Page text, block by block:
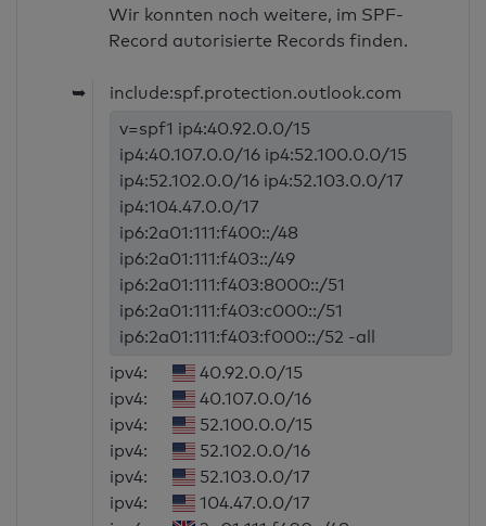
Wir konnten noch weitere, im SPF-
Record autorisierte Records finden.
➥
include:spf.protection.outlook.com
v=spf1 ip4:40.92.0.0/15
ip4:40.107.0.0/16 ip4:52.100.0.0/15
ip4:52.102.0.0/16 ip4:52.103.0.0/17
ip4:104.47.0.0/17
ip6:2a01:111:f400::/48
ip6:2a01:111:f403::/49
ip6:2a01:111:f403:8000::/51
ip6:2a01:111:f403:c000::/51
ip6:2a01:111:f403:f000::/52 -all
ipv4:
40.92.0.0/15
ipv4:
40.107.0.0/16
ipv4:
52.100.0.0/15
ipv4:
52.102.0.0/16
ipv4:
52.103.0.0/17
ipv4:
104.47.0.0/17